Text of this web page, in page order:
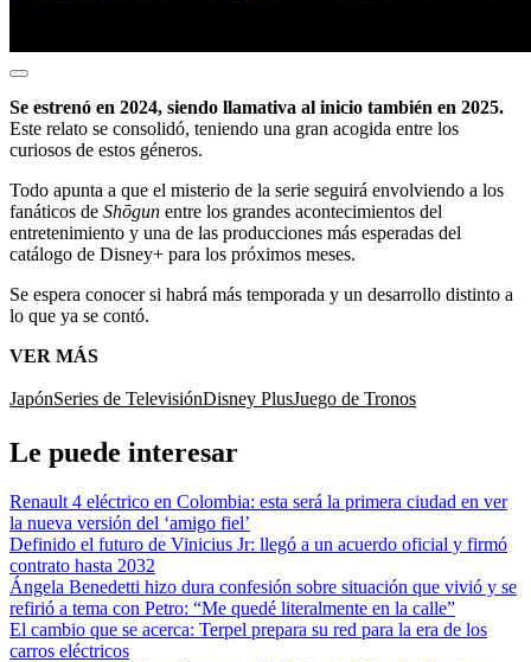
Se estrenó en 2024, siendo llamativa al inicio también en 2025.
Este relato se consolidó, teniendo una gran acogida entre los
curiosos de estos géneros.
Todo apunta a que el misterio de la serie seguirá envolviendo a los
fanáticos de Shōgun entre los grandes acontecimientos del
entretenimiento y una de las producciones más esperadas del
catálogo de Disney+ para los próximos meses.
Se espera conocer si habrá más temporada y un desarrollo distinto a
lo que ya se contó.
VER MÁS
JapónSeries de TelevisiónDisney PlusJuego de Tronos
Le puede interesar
Renault 4 eléctrico en Colombia: esta será la primera ciudad en ver
la nueva versión del ‘amigo fiel’
Definido el futuro de Vinicius Jr: llegó a un acuerdo oficial y firmó
contrato hasta 2032
Ángela Benedetti hizo dura confesión sobre situación que vivió y se
refirió a tema con Petro: “Me quedé literalmente en la calle”
El cambio que se acerca: Terpel prepara su red para la era de los
carros eléctricos